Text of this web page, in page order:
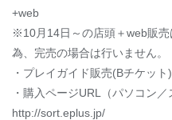
+web
※10月14日～の店頭＋web販
為、完売の場合は行いません。
・プレイガイド販売(Bチケッ
・購入ページURL（パソコン
http://sort.eplus.jp/